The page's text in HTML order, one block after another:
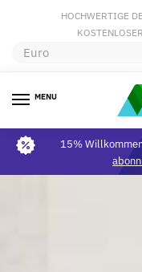
HOCHWERTIGE
MENU
15%